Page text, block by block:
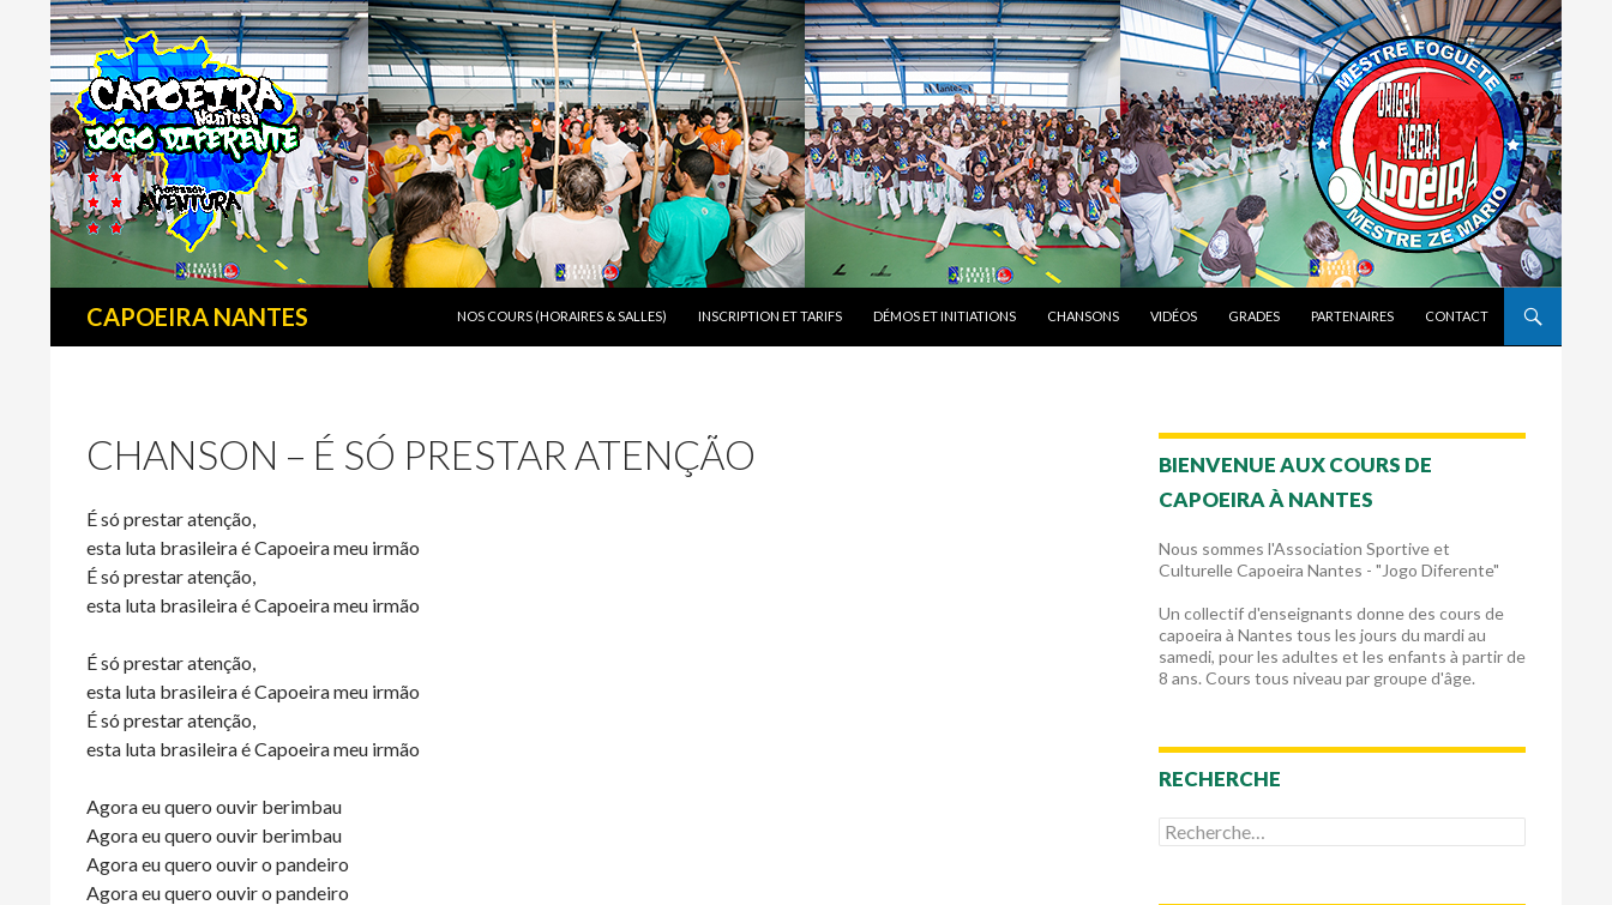
CAPOEIRA NANTES
NOS COURS (HORAIRES & SALLES)
INSCRIPTION ET TARIFS DÉMOS ET INITIATIONS CHANSONS VIDÉOS GRADES PARTENAIRES CONTACT
CHANSON – É SÓ PRESTAR ATENÇÃO
É só prestar atenção,
esta luta brasileira é Capoeira meu irmão
É só prestar atenção,
esta luta brasileira é Capoeira meu irmão
É só prestar atenção,
esta luta brasileira é Capoeira meu irmão
É só prestar atenção,
esta luta brasileira é Capoeira meu irmão
Agora eu quero ouvir berimbau
Agora eu quero ouvir berimbau
Agora eu quero ouvir o pandeiro
Agora eu quero ouvir o pandeiro
BIENVENUE AUX COURS DE
CAPOEIRA À NANTES
Nous sommes l'Association Sportive et
Culturelle Capoeira Nantes - "Jogo Diferente"
Un collectif d'enseignants donne des cours de
capoeira à Nantes tous les jours du mardi au
samedi, pour les adultes et les enfants à partir de
8 ans. Cours tous niveau par groupe d'âge.
RECHERCHE
Rechercher :